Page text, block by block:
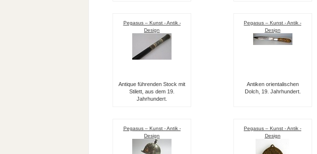
Pegasus – Kunst - Antik -
Design
Antique führenden Stock mit
Stilett, aus dem 19.
Jahrhundert.
Pegasus – Kunst - Antik -
Design
Antiken orientalischen
Dolch, 19. Jahrhundert.
Pegasus – Kunst - Antik -
Design
Pegasus – Kunst - Antik -
Design